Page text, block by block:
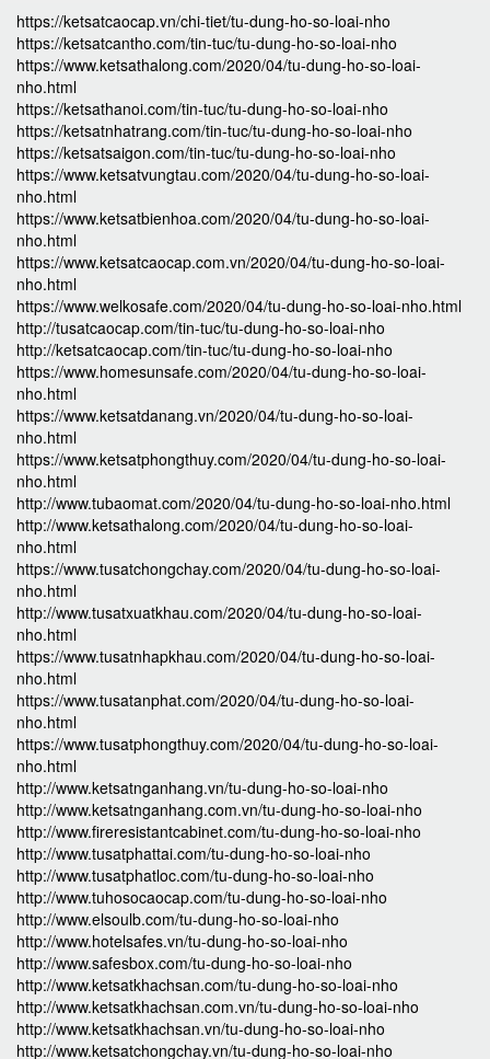
https://ketsatcaocap.vn/chi-tiet/tu-dung-ho-so-loai-nho
https://ketsatcantho.com/tin-tuc/tu-dung-ho-so-loai-nho
https://www.ketsathalong.com/2020/04/tu-dung-ho-so-loai-
nho.html
https://ketsathanoi.com/tin-tuc/tu-dung-ho-so-loai-nho
https://ketsatnhatrang.com/tin-tuc/tu-dung-ho-so-loai-nho
https://ketsatsaigon.com/tin-tuc/tu-dung-ho-so-loai-nho
https://www.ketsatvungtau.com/2020/04/tu-dung-ho-so-loai-
nho.html
https://www.ketsatbienhoa.com/2020/04/tu-dung-ho-so-loai-
nho.html
https://www.ketsatcaocap.com.vn/2020/04/tu-dung-ho-so-loai-
nho.html
https://www.welkosafe.com/2020/04/tu-dung-ho-so-loai-nho.html
http://tusatcaocap.com/tin-tuc/tu-dung-ho-so-loai-nho
http://ketsatcaocap.com/tin-tuc/tu-dung-ho-so-loai-nho
https://www.homesunsafe.com/2020/04/tu-dung-ho-so-loai-
nho.html
https://www.ketsatdanang.vn/2020/04/tu-dung-ho-so-loai-
nho.html
https://www.ketsatphongthuy.com/2020/04/tu-dung-ho-so-loai-
nho.html
http://www.tubaomat.com/2020/04/tu-dung-ho-so-loai-nho.html
http://www.ketsathalong.com/2020/04/tu-dung-ho-so-loai-
nho.html
https://www.tusatchongchay.com/2020/04/tu-dung-ho-so-loai-
nho.html
http://www.tusatxuatkhau.com/2020/04/tu-dung-ho-so-loai-
nho.html
https://www.tusatnhapkhau.com/2020/04/tu-dung-ho-so-loai-
nho.html
https://www.tusatanphat.com/2020/04/tu-dung-ho-so-loai-
nho.html
https://www.tusatphongthuy.com/2020/04/tu-dung-ho-so-loai-
nho.html
http://www.ketsatnganhang.vn/tu-dung-ho-so-loai-nho
http://www.ketsatnganhang.com.vn/tu-dung-ho-so-loai-nho
http://www.fireresistantcabinet.com/tu-dung-ho-so-loai-nho
http://www.tusatphattai.com/tu-dung-ho-so-loai-nho
http://www.tusatphatloc.com/tu-dung-ho-so-loai-nho
http://www.tuhosocaocap.com/tu-dung-ho-so-loai-nho
http://www.elsoulb.com/tu-dung-ho-so-loai-nho
http://www.hotelsafes.vn/tu-dung-ho-so-loai-nho
http://www.safesbox.com/tu-dung-ho-so-loai-nho
http://www.ketsatkhachsan.com/tu-dung-ho-so-loai-nho
http://www.ketsatkhachsan.com.vn/tu-dung-ho-so-loai-nho
http://www.ketsatkhachsan.vn/tu-dung-ho-so-loai-nho
http://www.ketsatchongchay.vn/tu-dung-ho-so-loai-nho